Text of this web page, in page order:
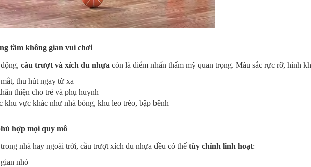
tầm không gian vui chơi
cầu trượt và xích đu nhựa còn là điểm nhấn thẩm mỹ quan trọng. Màu sắc rực rỡ, hình
thu hút ngay từ xa
thiện cho trẻ và phụ huynh
khu vực khác như nhà bóng, khu leo trèo, bập bênh
hợp mọi quy mô
nhà hay ngoài trời, cầu trượt xích đu nhựa đều có thể tùy chỉnh linh hoạt:
nhỏ